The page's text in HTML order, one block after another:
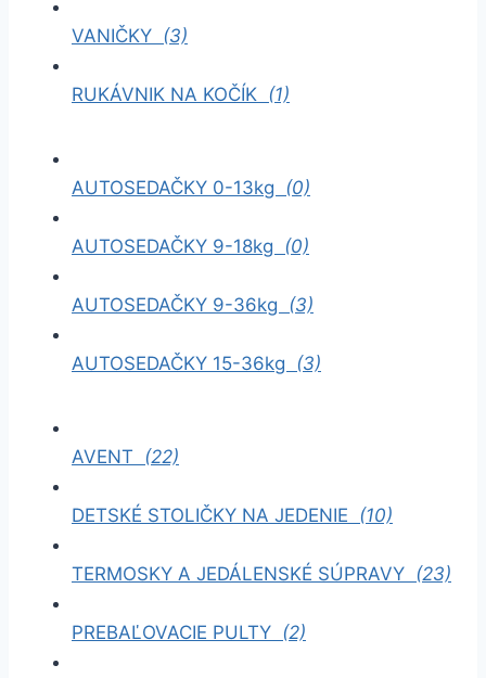
VANIČKY (3)
RUKÁVNIK NA KOČÍK (1)
AUTOSEDAČKY 0-13kg (0)
AUTOSEDAČKY 9-18kg (0)
AUTOSEDAČKY 9-36kg (3)
AUTOSEDAČKY 15-36kg (3)
AVENT (22)
DETSKÉ STOLIČKY NA JEDENIE (10)
TERMOSKY A JEDÁLENSKÉ SÚPRAVY (23)
PREBAĽOVACIE PULTY (2)